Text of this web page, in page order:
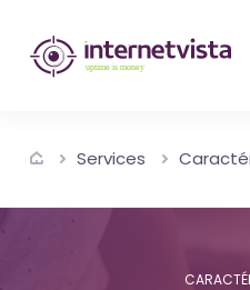
internetvista
monitoring
surveillance
de
site
Services